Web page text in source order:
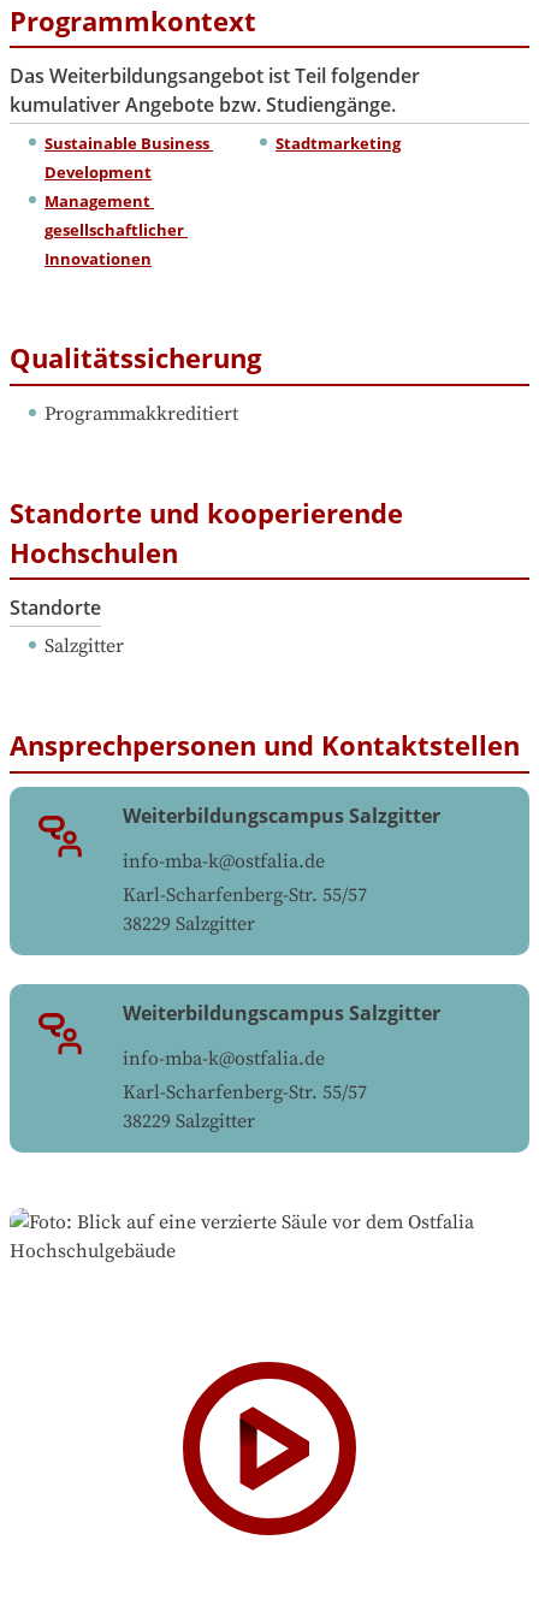
Programmkontext
Das Weiterbildungsangebot ist Teil folgender
kumulativer Angebote bzw. Studiengänge.
Sustainable Business
Development
Stadtmarketing
Management
gesellschaftlicher
Innovationen
Qualitätssicherung
Programmakkreditiert
Standorte und kooperierende
Hochschulen
Standorte
Salzgitter
Ansprechpersonen und Kontaktstellen
Weiterbildungscampus Salzgitter
info-mba-k@ostfalia.de
Karl-Scharfenberg-Str. 55/57
38229 Salzgitter
Weiterbildungscampus Salzgitter
info-mba-k@ostfalia.de
Karl-Scharfenberg-Str. 55/57
38229 Salzgitter